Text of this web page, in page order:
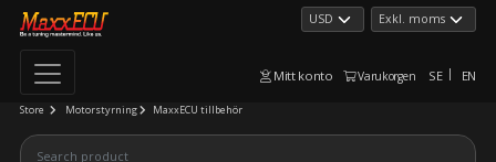
Mitt konto Varukorgen SE EN
Store Motorstyrning MaxxECU tillbehör